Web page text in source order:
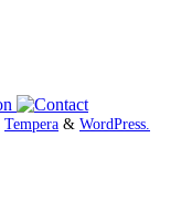
Tempera & WordPress.